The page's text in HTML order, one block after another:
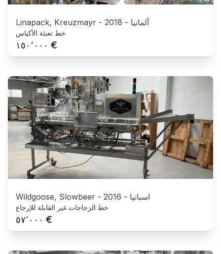
Linapack, Kreuzmayr - 2018 - ألمانيا
خط تعبئة الأكياس
١٥٠٬٠٠٠ €
Wildgoose, Slowbeer - 2016 - اسبانيا
خط الزجاجات غير القابلة للإرجاع
٥٧٬٠٠٠ €